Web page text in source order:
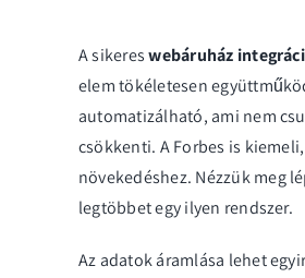
A sikereswebáruház
elem tökéletesen
automatizálható, ami nem
csökkenti. A Forbes is
növekedéshez. Nézzük meg
legtöbbet egy ilyen rendszer.
Az adatok áramlása lehet